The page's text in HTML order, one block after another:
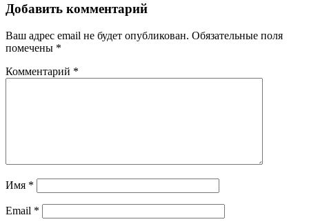
Добавить комментарий
Ваш адрес email не будет опубликован. Обязательные поля
помечены *
Комментарий *
Имя *
Email *